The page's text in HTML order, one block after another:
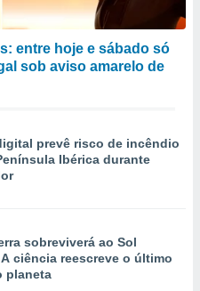
entre hoje e sábado só
sob aviso amarelo de
prevê risco de incêndio
Ibérica durante
sobreviverá ao Sol
ciência reescreve o último
planeta